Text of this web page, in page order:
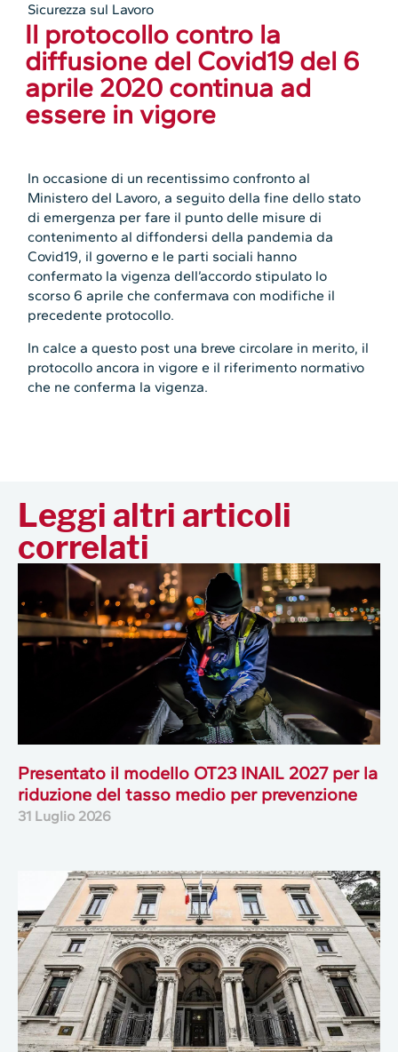
Sicurezza sul Lavoro
Il protocollo contro la
diffusione del Covid19 del 6
aprile 2020 continua ad
essere in vigore
In occasione di un recentissimo confronto al
Ministero del Lavoro, a seguito della fine dello stato
di emergenza per fare il punto delle misure di
contenimento al diffondersi della pandemia da
Covid19, il governo e le parti sociali hanno
confermato la vigenza dell’accordo stipulato lo
scorso 6 aprile che confermava con modifiche il
precedente protocollo.
In calce a questo post una breve circolare in merito, il
protocollo ancora in vigore e il riferimento normativo
che ne conferma la vigenza.
Leggi altri articoli
correlati
Presentato il modello OT23 INAIL 2027 per la
riduzione del tasso medio per prevenzione
31 Luglio 2026